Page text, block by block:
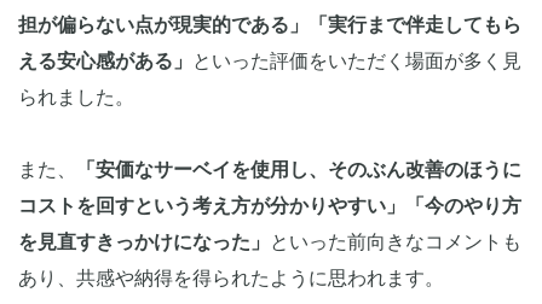
担が偏らない点が現実的である」「実行まで伴走してもら
える安心感がある」
といった評価をいただく場面が多く見
られました。
また、
「安価なサーベイを使用し、そのぶん改善のほうに
コストを回すという考え方が分かりやすい」「今のやり方
を見直すきっかけになった」
といった前向きなコメントも
あり、共感や納得を得られたように思われます。